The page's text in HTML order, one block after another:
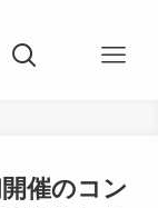
催のコン